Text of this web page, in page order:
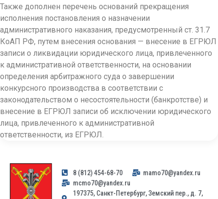
Также дополнен перечень оснований прекращения
исполнения постановления о назначении
административного наказания, предусмотренный ст. 31.7
КоАП РФ, путем внесения основания — внесение в ЕГРЮЛ
записи о ликвидации юридического лица, привлеченного
к административной ответственности, на основании
определения арбитражного суда о завершении
конкурсного производства в соответствии с
законодательством о несостоятельности (банкротстве) и
внесение в ЕГРЮЛ записи об исключении юридического
лица, привлеченного к административной
ответственности, из ЕГРЮЛ.
8 (812) 454-68-70
mamo70@yandex.ru
mcmo70@yandex.ru
197375, Санкт-Петербург, Земский пер., д. 7,